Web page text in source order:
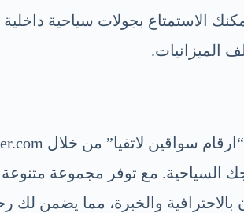
الاستمتاع بجولات سياحية
الميزانيات.
السياحية. مع توفر مجموعة
والخبرة، مما يضمن لك